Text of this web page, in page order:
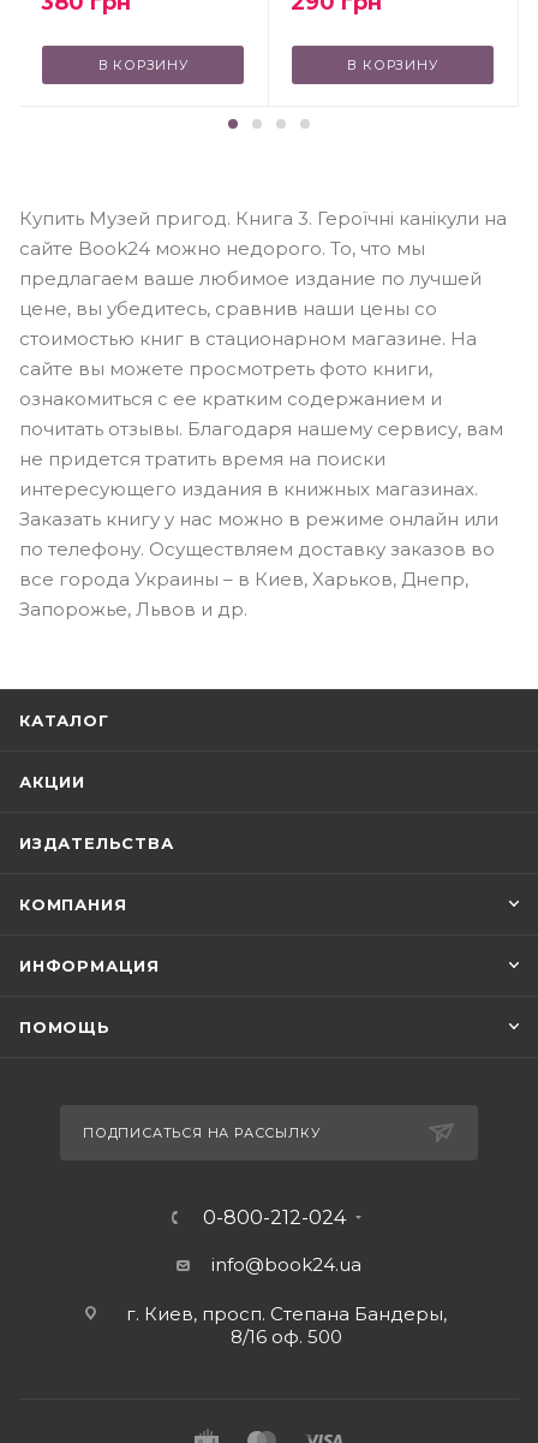
В КОРЗИНУ В КОРЗИНУ
Купить Музей пригод. Книга 3. Героїчні канікули на
сайте Book24 можно недорого. То, что мы
предлагаем ваше любимое издание по лучшей
цене, вы убедитесь, сравнив наши цены со
стоимостью книг в стационарном магазине. На
сайте вы можете просмотреть фото книги,
ознакомиться с ее кратким содержанием и
почитать отзывы. Благодаря нашему сервису, вам
не придется тратить время на поиски
интересующего издания в книжных магазинах.
Заказать книгу у нас можно в режиме онлайн или
по телефону. Осуществляем доставку заказов во
все города Украины – в Киев, Харьков, Днепр,
Запорожье, Львов и др.
КАТАЛОГ
АКЦИИ
ИЗДАТЕЛЬСТВА
КОМПАНИЯ
ИНФОРМАЦИЯ
ПОМОЩЬ
ПОДПИСАТЬСЯ НА РАССЫЛКУ
0-800-212-024
info@book24.ua
г. Киев, просп. Степана Бандеры,
8/16 оф. 500